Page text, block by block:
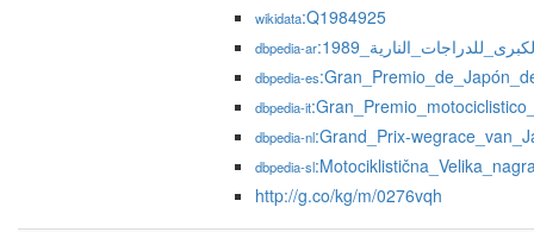
wikidata:Q1984925
dbpedia-ar
dbpedia-es
dbpedia-it
dbpedia-nl:Grand_Prix-
dbpedia-sl
http://g.co/kg/m/0276vqh